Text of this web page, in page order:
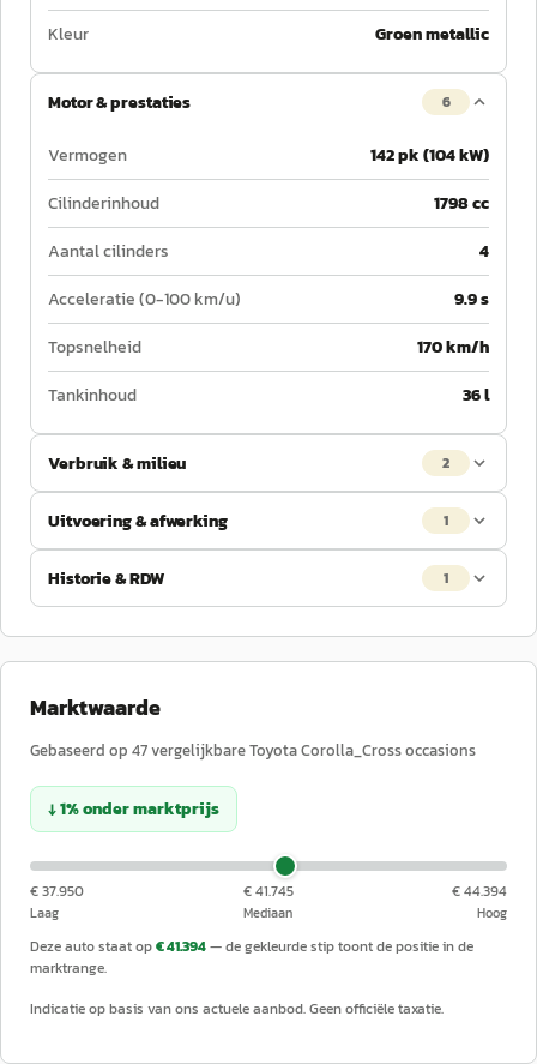
Kleur
Groen metallic
Motor & prestaties 6
Vermogen
142 pk (104 kW)
Cilinderinhoud
1798 cc
Aantal cilinders
4
Acceleratie (0-100 km/u)
9.9 s
Topsnelheid
170 km/h
Tankinhoud
36 l
Verbruik & milieu 2
Uitvoering & afwerking 1
Historie & RDW 1
Marktwaarde
Gebaseerd op 47vergelijkbareToyotaCorolla_Crossoccasions
↓1%ondermarktprijs
€ 37.950
Laag
€ 41.745
Mediaan
€ 44.394
Hoog
Deze auto staat op€ 41.394— de gekleurde stip toont de positie in de
marktrange.
Indicatie op basis van ons actuele aanbod. Geen officiële taxatie.